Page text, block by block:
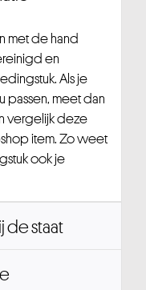
met de hand
en
Als je
passen, meet dan
vergelijk deze
item. Zo weet
ook je
staat